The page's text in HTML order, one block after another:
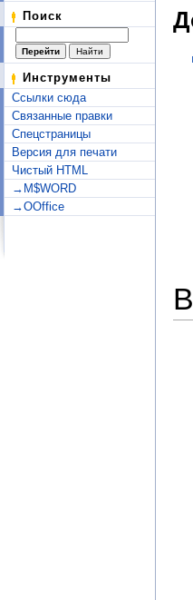
Поиск
Инструменты
Ссылки сюда
Связанные правки
Спецстраницы
Версия для печати
Чистый HTML
→M$WORD
→OOffice